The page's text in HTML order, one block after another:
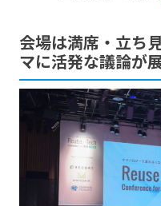
会場は満席・立ち
マに活発な議論が